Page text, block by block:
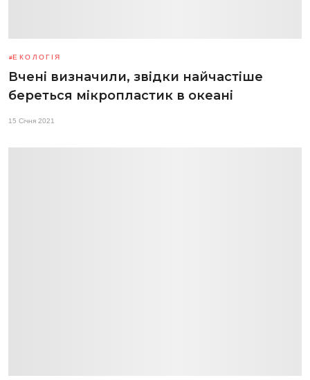
ЕКОЛОГІЯ
Вчені визначили, звідки найчастіше
береться мікропластик в океані
15 Січня 2021